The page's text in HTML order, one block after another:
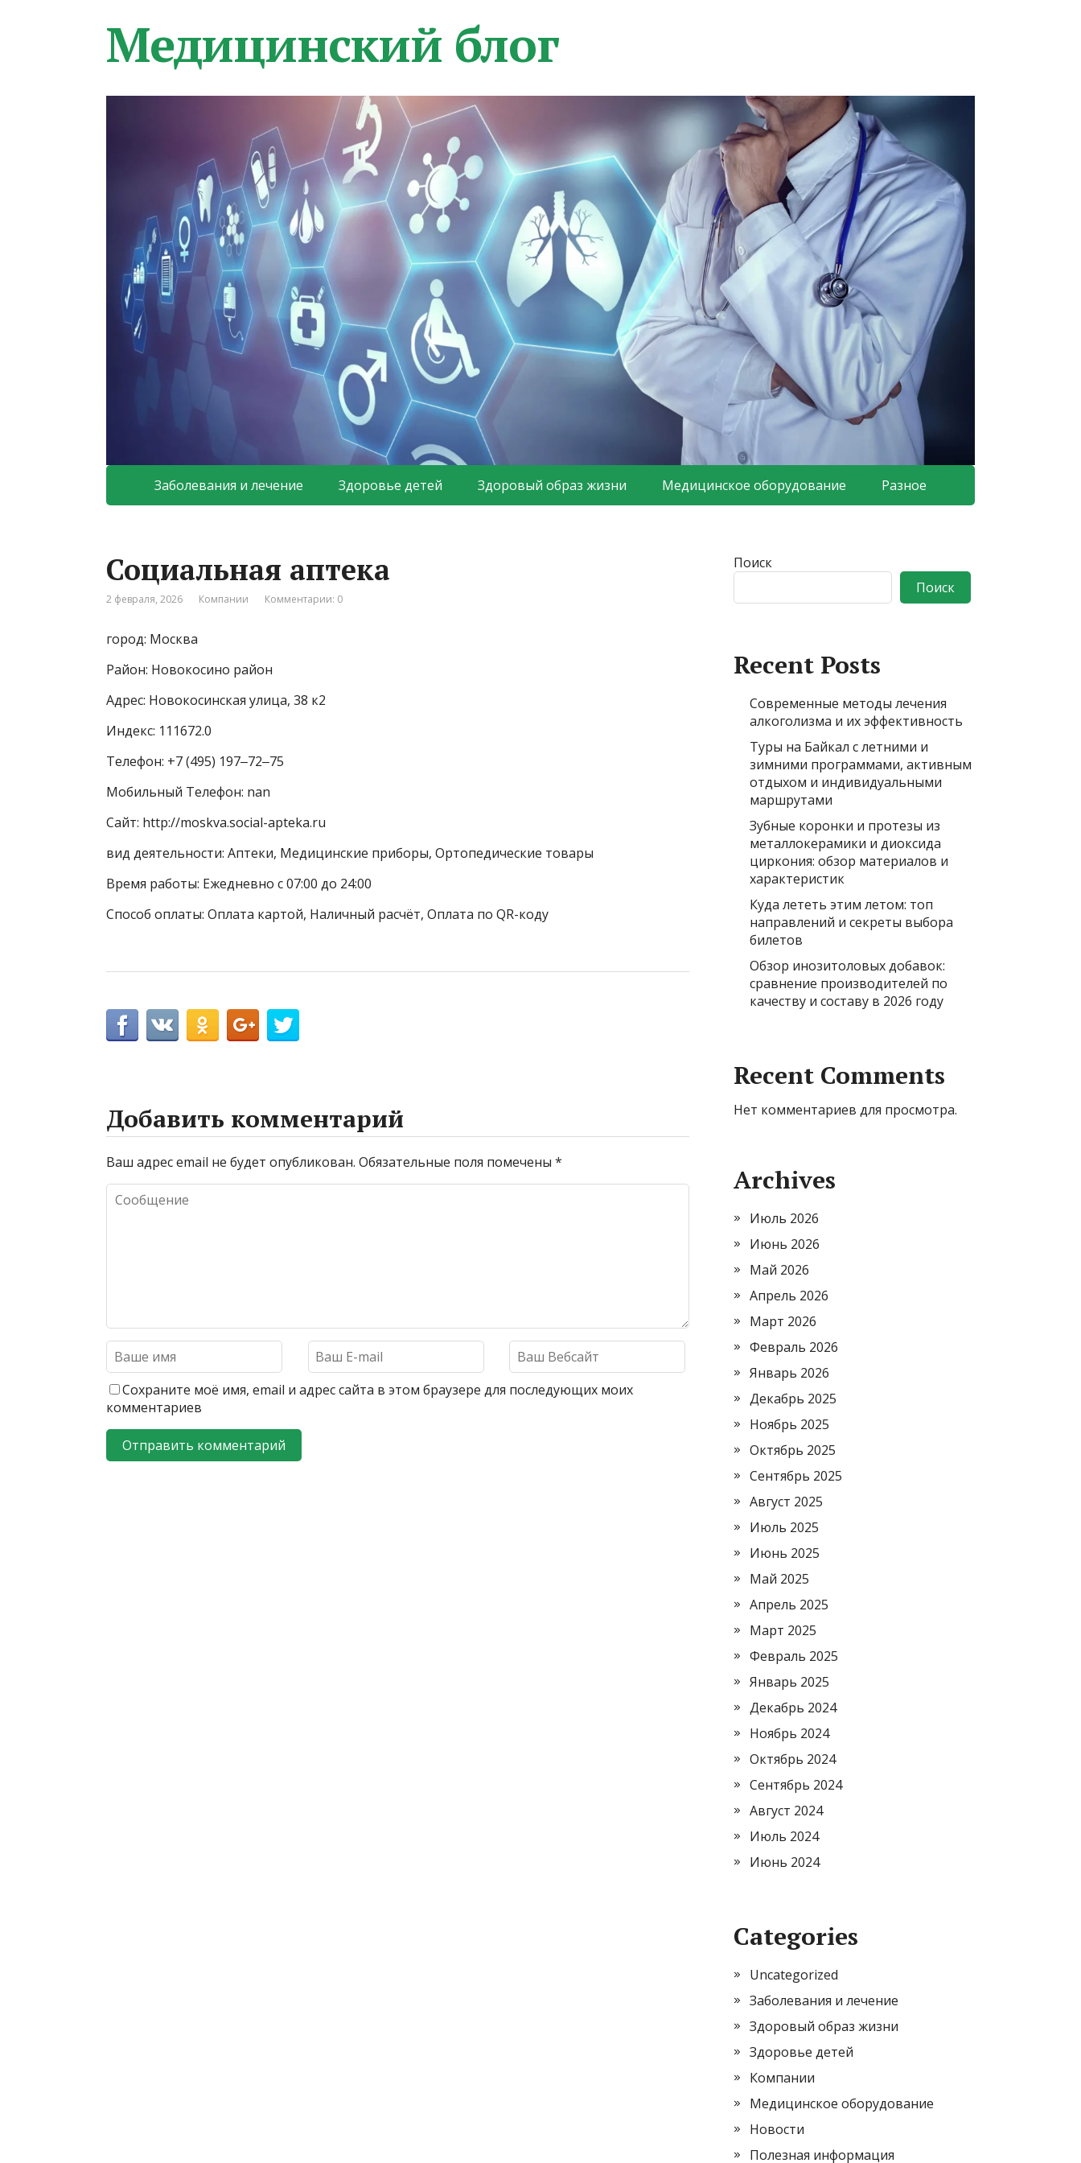
Медицинский блог
Заболевания и лечение Здоровье детей Здоровый образ жизни Медицинское оборудование Разное
Социальная аптека
2 февраля, 2026 Компании Комментарии: 0
город: Москва
Район: Новокосино район
Адрес: Новокосинская улица, 38 к2
Индекс: 111672.0
Телефон: +7 (495) 197‒72‒75
Мобильный Телефон: nan
Сайт: http://moskva.social-apteka.ru
вид деятельности: Аптеки, Медицинские приборы, Ортопедические товары
Время работы: Ежедневно с 07:00 до 24:00
Способ оплаты: Оплата картой, Наличный расчёт, Оплата по QR-коду
Добавить комментарий
Ваш адрес email не будет опубликован. Обязательные поля помечены *
Сохраните моё имя, email и адрес сайта в этом браузере для последующих моих
комментариев
Поиск
Поиск
Recent Posts
Современные методы лечения
алкоголизма и их эффективность
Туры на Байкал с летними и
зимними программами, активным
отдыхом и индивидуальными
маршрутами
Зубные коронки и протезы из
металлокерамики и диоксида
циркония: обзор материалов и
характеристик
Куда лететь этим летом: топ
направлений и секреты выбора
билетов
Обзор инозитоловых добавок:
сравнение производителей по
качеству и составу в 2026 году
Recent Comments
Нет комментариев для просмотра.
Archives
Июль 2026
Июнь 2026
Май 2026
Апрель 2026
Март 2026
Февраль 2026
Январь 2026
Декабрь 2025
Ноябрь 2025
Октябрь 2025
Сентябрь 2025
Август 2025
Июль 2025
Июнь 2025
Май 2025
Апрель 2025
Март 2025
Февраль 2025
Январь 2025
Декабрь 2024
Ноябрь 2024
Октябрь 2024
Сентябрь 2024
Август 2024
Июль 2024
Июнь 2024
Categories
Uncategorized
Заболевания и лечение
Здоровый образ жизни
Здоровье детей
Компании
Медицинское оборудование
Новости
Полезная информация